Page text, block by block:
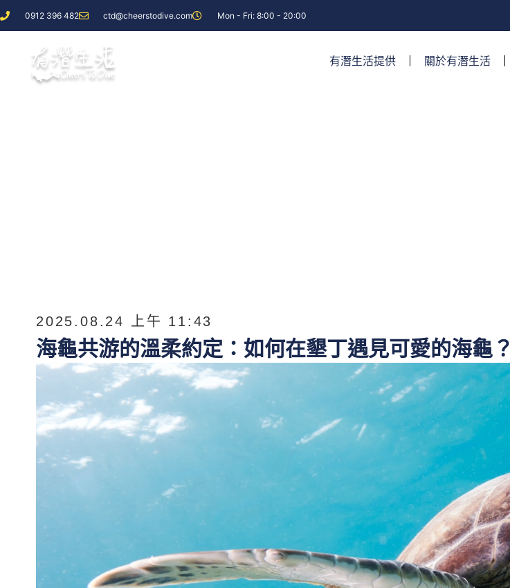
0912 396 482 ctd@cheerstodive.com Mon - Fri: 8:00 - 20:00
有潛生活提供​ 關於有潛生活
2025.08.24 上午 11:43
海龜共游的溫柔約定：如何在墾丁遇見可愛的海龜？